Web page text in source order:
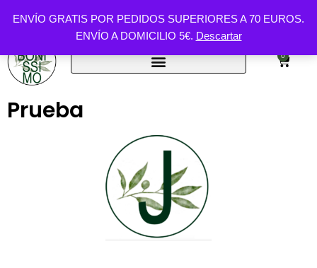
ENVÍO GRATIS POR PEDIDOS SUPERIORES A 70 EUROS.
ENVÍO A DOMICILIO 5€. Descartar
al
contenido
0
Prueba